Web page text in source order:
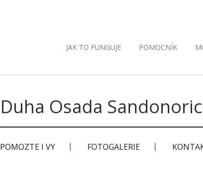
JAK TO FUNGUJE POMOCNÍK
Duha Osada
POMOZTE I VY FOTOGALERIE